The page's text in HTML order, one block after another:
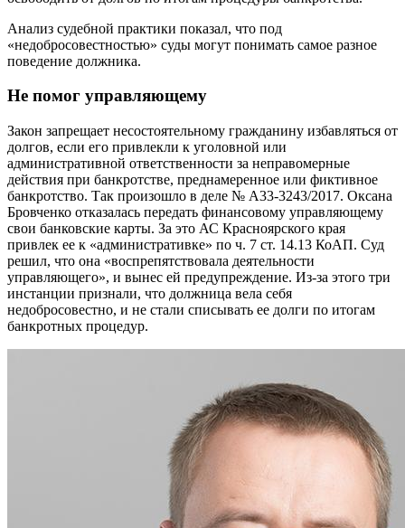
Анализ судебной практики показал, что под
«недобросовестностью» суды могут понимать самое разное
поведение должника.
Не помог управляющему
Закон запрещает несостоятельному гражданину избавляться от
долгов, если его привлекли к уголовной или
административной ответственности за неправомерные
действия при банкротстве, преднамеренное или фиктивное
банкротство. Так произошло в деле № А33-3243/2017. Оксана
Бровченко отказалась передать финансовому управляющему
свои банковские карты. За это АС Красноярского края
привлек ее к «административке» по ч. 7 ст. 14.13 КоАП. Суд
решил, что она «воспрепятствовала деятельности
управляющего», и вынес ей предупреждение. Из-за этого три
инстанции признали, что должница вела себя
недобросовестно, и не стали списывать ее долги по итогам
банкротных процедур.